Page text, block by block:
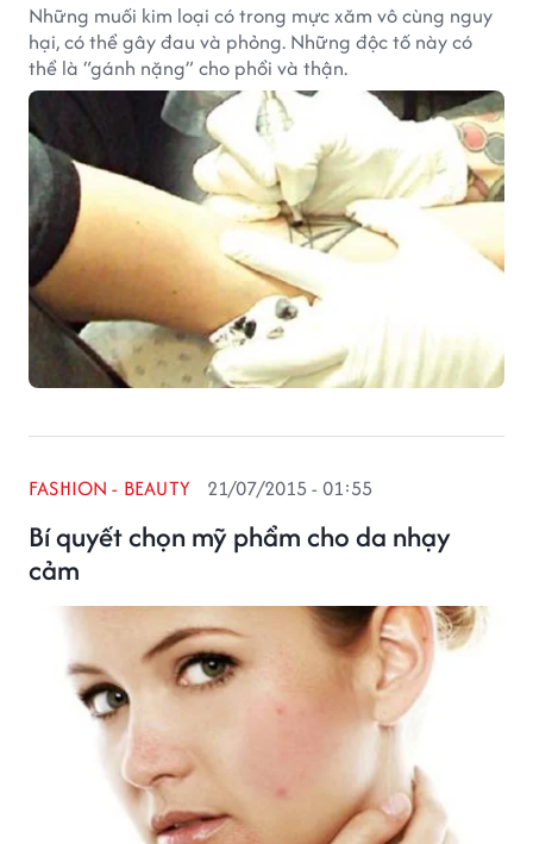
Những muối kim loại có trong mực xăm vô cùng nguy
hại, có thể gây đau và phỏng. Những độc tố này có
thể là “gánh nặng” cho phổi và thận.
Bí quyết chọn mỹ phẩm cho da nhạy
cảm
FASHION - BEAUTY 21/07/2015 - 01:55